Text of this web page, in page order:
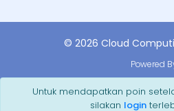
Untuk mendapatkan poin
silakan login
© 2026 Cloud
Powered